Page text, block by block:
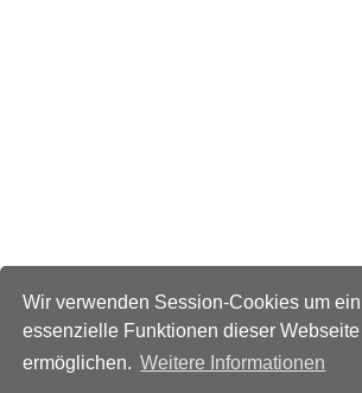
Wir verwenden Session-Cookies um
essenzielle Funktionen dieser Webseite
ermöglichen. Weitere Informationen